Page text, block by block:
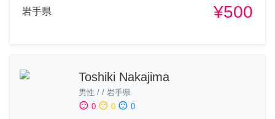
岩手県 ¥500
Toshiki Nakajima
男性 / / 岩手県
sentiment_satisfied 0 sentiment_neutral 0 sentiment_dissatisfied 0